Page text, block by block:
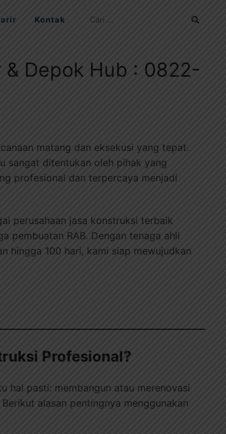
Kontak
Depok Hub : 0822-
matang dan eksekusi yang tepat.
sangat ditentukan oleh pihak yang
profesional dan terpercaya menjadi
perusahaan jasa konstruksi terbaik
pembuatan RAB. Dengan tenaga ahli
hingga 100 hari, kami siap mewujudkan
Profesional?
hal pasti: membangun atau merenovasi
alasan pentingnya menggunakan